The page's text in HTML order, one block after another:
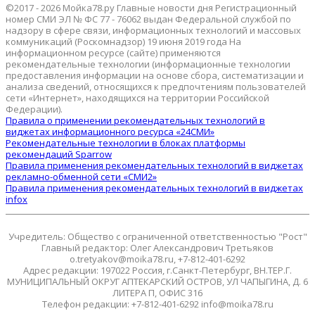
©2017 - 2026 Мойка78.ру Главные новости дня Регистрационный
номер СМИ ЭЛ № ФС 77 - 76062 выдан Федеральной службой по
надзору в сфере связи, информационных технологий и массовых
коммуникаций (Роскомнадзор) 19 июня 2019 года На
информационном ресурсе (сайте) применяются
рекомендательные технологии (информационные технологии
предоставления информации на основе сбора, систематизации и
анализа сведений, относящихся к предпочтениям пользователей
сети «Интернет», находящихся на территории Российской
Федерации).
Правила о применении рекомендательных технологий в
виджетах информационного ресурса «24СМИ»
Рекомендательные технологии в блоках платформы
рекомендаций Sparrow
Правила применения рекомендательных технологий в виджетах
рекламно-обменной сети «СМИ2»
Правила применения рекомендательных технологий в виджетах
infox
Учредитель: Общество с ограниченной ответственностью "Рост"
Главный редактор: Олег Александрович Третьяков
o.tretyakov@moika78.ru, +7-812-401-6292
Адрес редакции: 197022 Россия, г.Санкт-Петербург, ВН.ТЕР.Г.
МУНИЦИПАЛЬНЫЙ ОКРУГ АПТЕКАРСКИЙ ОСТРОВ, УЛ ЧАПЫГИНА, Д. 6
ЛИТЕРА П, ОФИС 316
Телефон редакции: +7-812-401-6292 info@moika78.ru